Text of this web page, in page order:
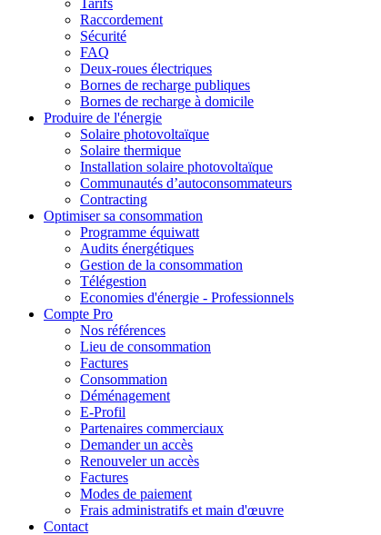
Raccordement
Sécurité
FAQ
Deux-roues électriques
Bornes de recharge publiques
Bornes de recharge à domicile
Produire de l'énergie
Solaire photovoltaïque
Solaire thermique
Installation solaire photovoltaïque
Communautés d’autoconsommateurs
Contracting
Optimiser sa consommation
Programme équiwatt
Audits énergétiques
Gestion de la consommation
Télégestion
Economies d'énergie - Professionnels
Compte Pro
Nos références
Lieu de consommation
Factures
Consommation
Déménagement
E-Profil
Partenaires commerciaux
Demander un accès
Renouveler un accès
Factures
Modes de paiement
Frais administratifs et main d'œuvre
Contact